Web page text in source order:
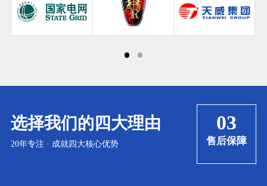
选择我们的四大理由
20年专注 · 成就四大核心优势
03
售后保障